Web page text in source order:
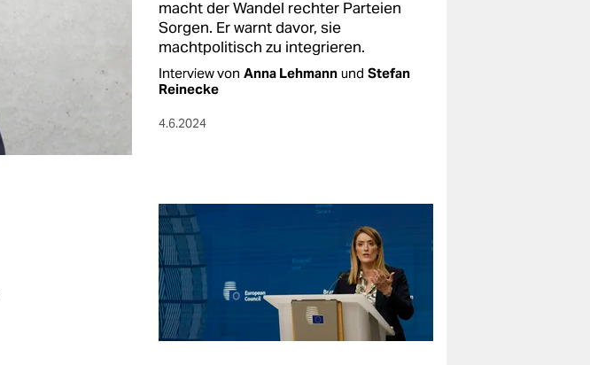
macht der Wandel rechter Parteien
Sorgen. Er warnt davor, sie
machtpolitisch zu integrieren.
Interview von Anna Lehmann und Stefan
Reinecke
4.6.2024